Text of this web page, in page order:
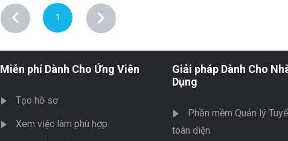
1
Miễn phí Dành Cho Ứng Viên
Tạo hồ sơ
Xem việc làm phù hợp
Giải pháp Dành Cho
Dụng
Phần mềm Quản lý
toàn diện